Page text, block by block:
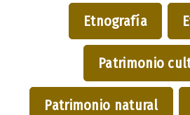
Etnografía
Patrimonio
Patrimonio natural